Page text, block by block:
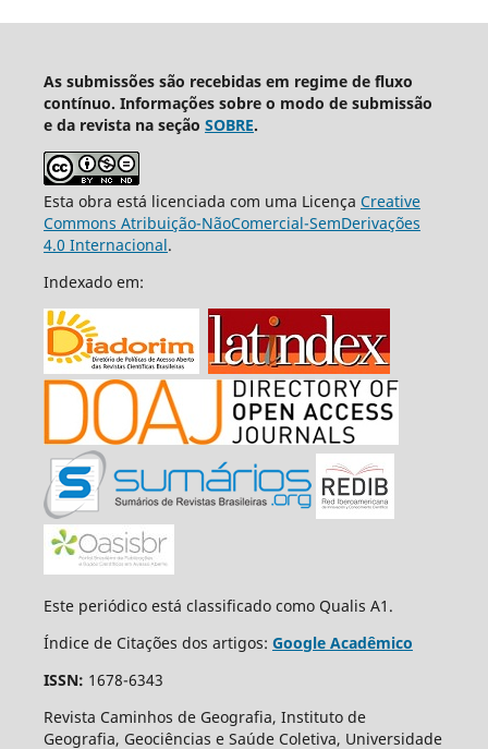
As submissões são recebidas em regime de fluxo
contínuo. Informações sobre o modo de submissão
e da revista na seção SOBRE.
Esta obra está licenciada com uma Licença Creative
Commons Atribuição-NãoComercial-SemDerivações
4.0 Internacional.
Indexado em:
Este periódico está classificado como Qualis A1.
Índice de Citações dos artigos: Google Acadêmico
ISSN: 1678-6343
Revista Caminhos de Geografia, Instituto de
Geografia, Geociências e Saúde Coletiva, Universidade